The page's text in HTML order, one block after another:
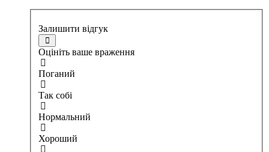
Залишити відгук
Оцініть ваше враження
Поганий
Так собі
Нормальний
Хороший